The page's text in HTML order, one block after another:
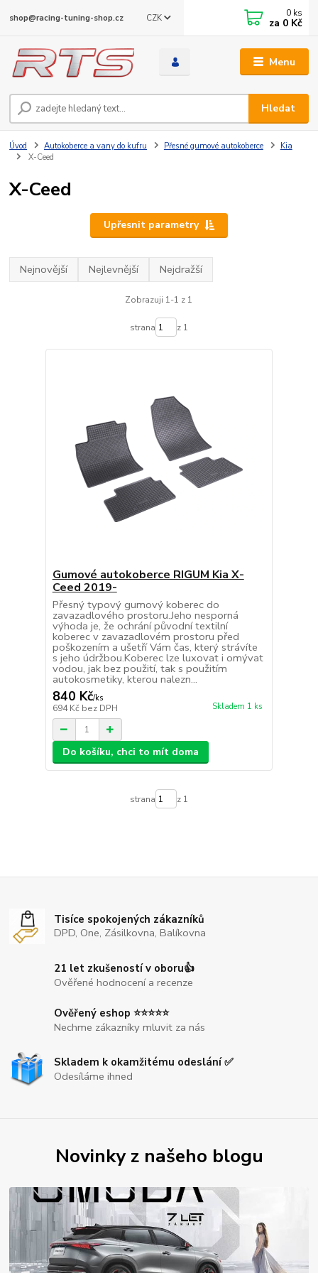
Menu
CZK
Hledat
shop@racing-tuning-shop.cz 0 ks
za 0 Kč
Úvod Autokoberce a vany do kufru Přesné gumové autokoberce
Kia
X-Ceed
X-Ceed
Upřesnit parametry
Nejnovější Nejlevnější Nejdražší
Zobrazuji 1-1 z 1
strana z 1
Gumové autokoberce RIGUM Kia X-
Ceed 2019-
Přesný typový gumový koberec do
zavazadlového prostoru.Jeho nesporná
výhoda je, že ochrání původní textilní
koberec v zavazadlovém prostoru před
poškozením a ušetří Vám čas, který strávíte
s jeho údržbou.Koberec lze luxovat i omývat
vodou, jak bez použití, tak s použitím
autokosmetiky, kterou nalezn...
840 Kč/ks
694 Kč bez DPH Skladem 1 ks
Do košíku, chci to mít doma
strana z 1
Tisíce spokojených zákazníků
DPD, One, Zásilkovna, Balíkovna
21 let zkušeností v oboru👍
Ověřené hodnocení a recenze
Ověřený eshop ⭐⭐⭐⭐⭐
Nechme zákazníky mluvit za nás
Skladem k okamžitému odeslání ✅
Odesíláme ihned
Novinky z našeho blogu